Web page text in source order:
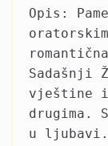
Opis:
Sadašnji
vještine
drugima.
u ljubavi.